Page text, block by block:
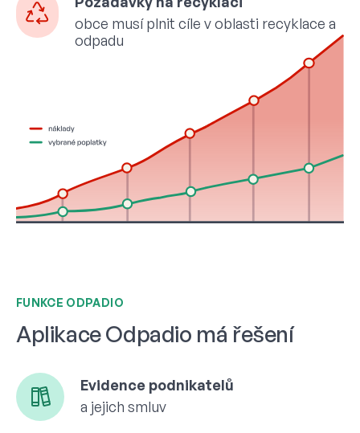
obce musí plnit cíle v oblasti recyklace a
odpadu
FUNKCE ODPADIO
Aplikace Odpadio má řešení
Evidence podnikatelů
a jejich smluv